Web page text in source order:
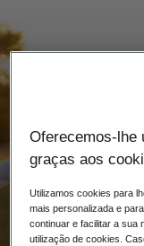
Oferecemos-lhe
graças aos
Utilizamos cookies para
mais personalizada e
continuar e facilitar a sua
utilização de cookies.